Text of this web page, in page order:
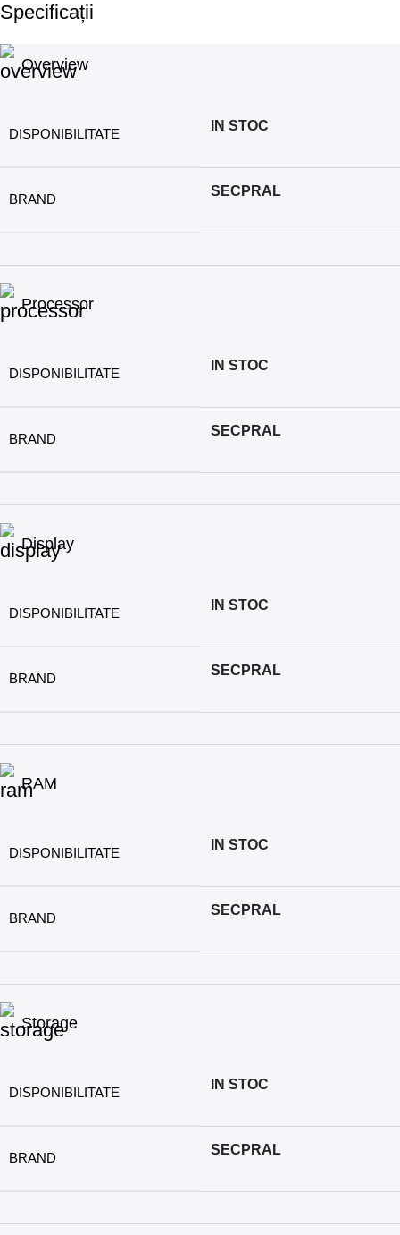
Specificații
Overview
DISPONIBILITATE
IN STOC
BRAND
SECPRAL
Processor
DISPONIBILITATE
IN STOC
BRAND
SECPRAL
Display
DISPONIBILITATE
IN STOC
BRAND
SECPRAL
RAM
DISPONIBILITATE
IN STOC
BRAND
SECPRAL
Storage
DISPONIBILITATE
IN STOC
BRAND
SECPRAL